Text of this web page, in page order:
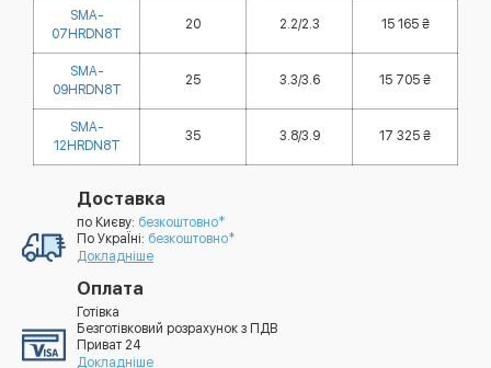
SMA-
07HRDN8T
20 2.2/2.3 15 165 ₴
SMA-
09HRDN8T
25 3.3/3.6 15 705 ₴
SMA-
12HRDN8T
35 3.8/3.9 17 325 ₴
Доставка
по Києву: безкоштовно*
По УкраЇні: безкоштовно*
Докладніше
Оплата
Готівка
Безготівковий розрахунок з ПДВ
Приват 24
Докладніше